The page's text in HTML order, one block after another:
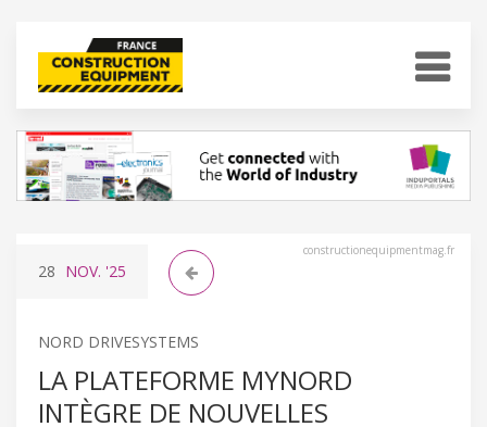
constructionequipmentmag.fr
28 NOV. '25
NORD DRIVESYSTEMS
LA PLATEFORME MYNORD
INTÈGRE DE NOUVELLES